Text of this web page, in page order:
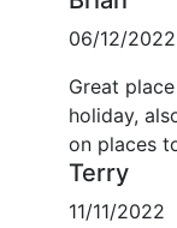
06/12/2022
Great
holiday,
on places
Terry
11/11/2022